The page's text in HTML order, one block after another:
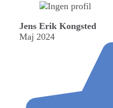
Jens Erik Kongsted
Maj 2024